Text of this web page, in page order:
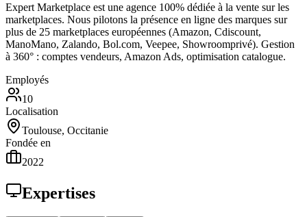
Expert Marketplace est une agence 100% dédiée à la vente sur les
marketplaces. Nous pilotons la présence en ligne des marques sur
plus de 25 marketplaces européennes (Amazon, Cdiscount,
ManoMano, Zalando, Bol.com, Veepee, Showroomprivé). Gestion
à 360° : comptes vendeurs, Amazon Ads, optimisation catalogue.
Employés
10
Localisation
Toulouse, Occitanie
Fondée en
2022
Expertises